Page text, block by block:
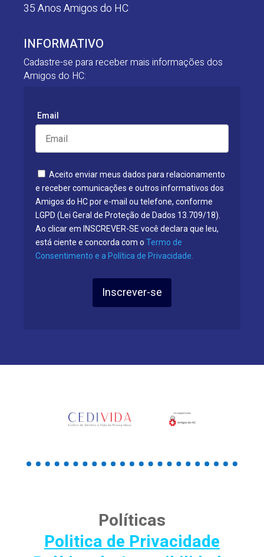
35 Anos Amigos do HC
INFORMATIVO
Cadastre-se para receber mais informações dos
Amigos do HC:
Email
Aceito enviar meus dados para relacionamento
e receber comunicações e outros informativos dos
Amigos do HC por e-mail ou telefone, conforme
LGPD (Lei Geral de Proteção de Dados 13.709/18).
Ao clicar em INSCREVER-SE você declara que leu,
está ciente e concorda com o Termo de
Consentimento e a Política de Privacidade.
Inscrever-se
Políticas
Politica de Privacidade